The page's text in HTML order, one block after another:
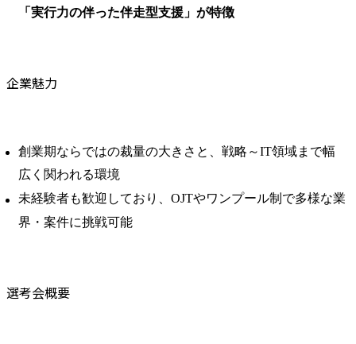
「実行力の伴った伴走型支援」が特徴
企業魅力
創業期ならではの裁量の大きさと、戦略～IT領域まで幅
広く関われる環境
未経験者も歓迎しており、OJTやワンプール制で多様な業
界・案件に挑戦可能
選考会概要